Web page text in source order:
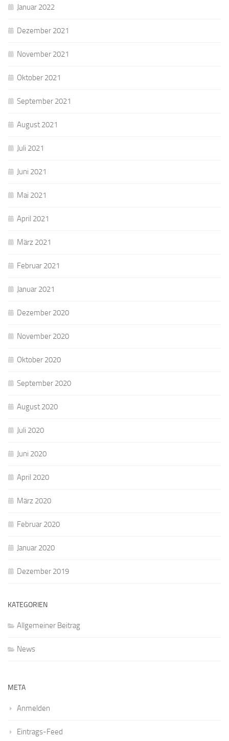
Januar 2022
Dezember 2021
November 2021
Oktober 2021
September 2021
August 2021
Juli 2021
Juni 2021
Mai 2021
April 2021
März 2021
Februar 2021
Januar 2021
Dezember 2020
November 2020
Oktober 2020
September 2020
August 2020
Juli 2020
Juni 2020
April 2020
März 2020
Februar 2020
Januar 2020
Dezember 2019
KATEGORIEN
Allgemeiner Beitrag
News
META
Anmelden
Eintrags-Feed